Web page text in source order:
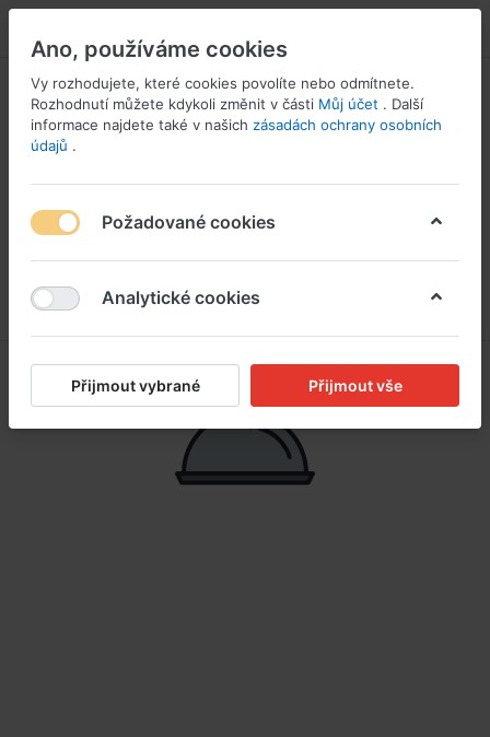
Ano, používáme cookies
Vy rozhodujete, které cookies povolíte nebo odmítnete.
Rozhodnutí můžete kdykoli změnit v části Můj účet . Další
informace najdete také v našich zásadách ochrany osobních
údajů .
Požadované cookies
Analytické cookies
Přijmout vybrané Přijmout vše